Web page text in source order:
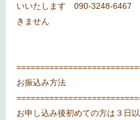
いいたします 090-3248-6467
きません
お振込み方法
お申し込み後初めての方は３日